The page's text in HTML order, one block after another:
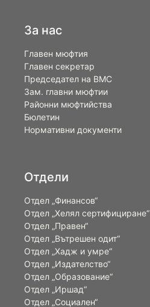
За нас
Главен мюфтия
Главен секретар
Председател на ВМС
Зам. главни мюфтии
Районни мюфтийства
Бюлетин
Нормативни документи
Отдели
Отдел „Финансов“
Отдел „Хелял сертифициране“
Отдел „Правен“
Отдел „Вътрешен одит“
Отдел „Хадж и умре“
Отдел „Издателство“
Отдел „Образование“
Отдел „Иршад“
Отдел „Социален“